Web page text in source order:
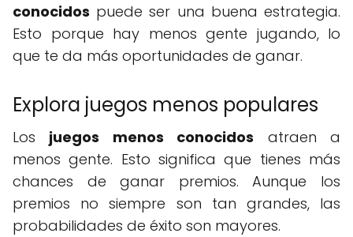
conocidos puede ser una buena estrategia.
Esto porque hay menos gente jugando, lo
que te da más oportunidades de ganar.
Explora juegos menos populares
Los juegos menos conocidos atraen a
menos gente. Esto significa que tienes más
chances de ganar premios. Aunque los
premios no siempre son tan grandes, las
probabilidades de éxito son mayores.